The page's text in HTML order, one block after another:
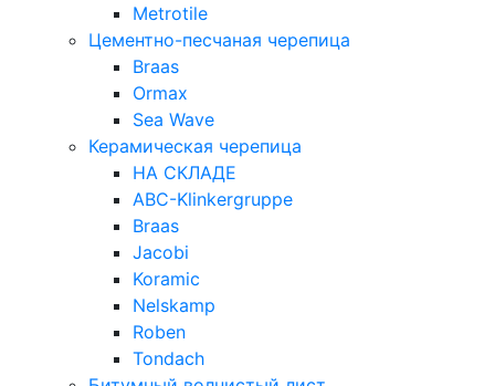
Metrotile
Цементно-песчаная черепица
Braas
Ormax
Sea Wave
Керамическая черепица
НА СКЛАДЕ
ABC-Klinkergruppe
Braas
Jacobi
Koramic
Nelskamp
Roben
Tondach